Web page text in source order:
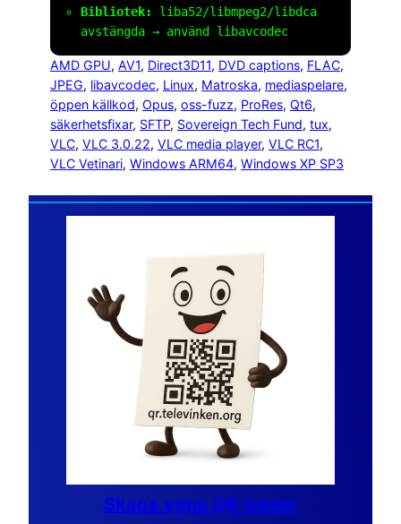
Bibliotek:
liba52/libmpeg2/libdca
avstängda → använd libavcodec
AMD GPU, AV1, Direct3D11, DVD captions, FLAC
JPEG, libavcodec, Linux, Matroska, mediaspelare
öppen källkod, Opus, oss-fuzz, ProRes, Qt6
säkerhetsfixar, SFTP, Sovereign Tech Fund, tux
VLC, VLC 3.0.22, VLC media player, VLC RC1
VLC Vetinari, Windows ARM64, Windows XP SP3
Skapa egna QR-koder